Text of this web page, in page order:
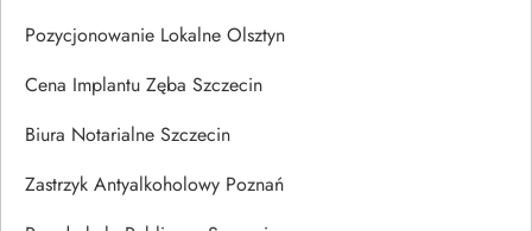
Pozycjonowanie Lokalne Olsztyn
Cena Implantu Zęba Szczecin
Biura Notarialne Szczecin
Zastrzyk Antyalkoholowy Poznań